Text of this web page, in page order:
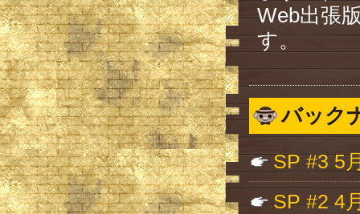
Web出張
す。
バック
SP #3 5
SP #2 4